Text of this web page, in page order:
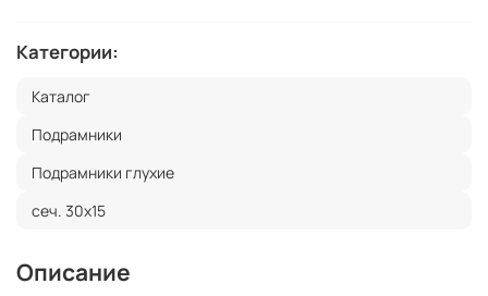
Категории:
Каталог
Подрамники
Подрамники глухие
сеч. 30х15
Описание